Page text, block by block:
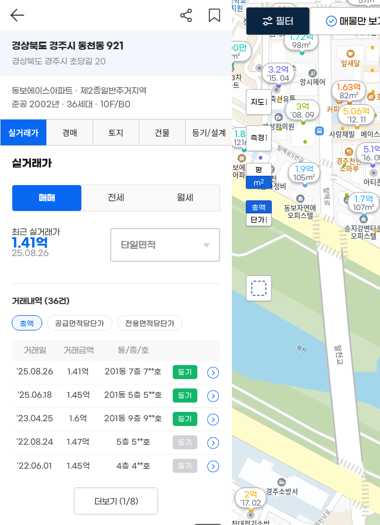
9,300만
78m²
1.7억
107m²
1.9억
105m²
1.72억
98m²
1.8억
121m²
1.63억
82m²
1억
91m²
2억
'17. 02
5.1
'16.
3.2억
'15. 04
5.06억
'12. 11
3억
'08. 09
지도
측정
평
m2
총액
단가
필터 매물만 보
경상북도 경주시 동천동 921
경상북도 경주시 초당길 20
동보에이스아파트 · 제2종일반주거지역
준공 2002년 · 36세대 · 10F/B0
실거래가 경매 토지 건물 등기/설계
실거래가
매매 전세 월세
최근 실거래가
1.41억
25.08.26
단일면적
거래내역 (36건)
총액 공급면적당단가 전용면적당단가
거래일 거래금액 동/층/호
'25.08.26 1.41억 201동 7층 7**호 등기
'25.06.18 1.45억 201동 5층 5**호 등기
'23.04.25 1.6억 201동 9층 9**호 등기
'22.08.24 1.47억 5층 5**호 등기
'22.06.01 1.45억 4층 4**호 등기
더보기 (1/8)